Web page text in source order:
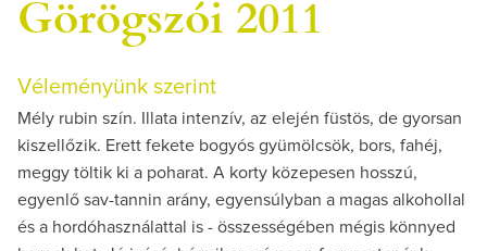
Görögszói 2011
Véleményünk szerint
Mély rubin szín. Illata intenzív, az elején füstös, de gyorsan
kiszellőzik. Erett fekete bogyós gyümölcsök, bors, fahéj,
meggy töltik ki a poharat. A korty közepesen hosszú,
egyenlő sav-tannin arány, egyensúlyban a magas alkohollal
és a hordóhasználattal is - összességében mégis könnyed